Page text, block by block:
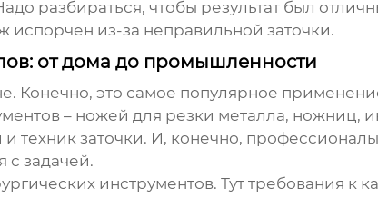
разбираться, чтобы результат был
испорчен из-за неправильной заточки.
от дома до промышленности
Конечно, это самое популярное
– ножей для резки металла, ножниц,
техник заточки. И, конечно,
с задачей.
инструментов. Тут требования к